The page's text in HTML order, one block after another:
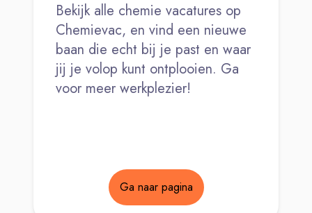
Bekijk alle chemie vacatures op
Chemievac, en vind een nieuwe
baan die echt bij je past en waar
jij je volop kunt ontplooien. Ga
voor meer werkplezier!
Ga naar pagina